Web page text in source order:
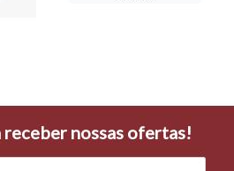
receber nossas ofertas!